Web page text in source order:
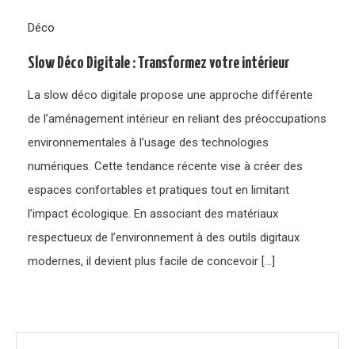
Déco
Slow Déco Digitale : Transformez votre intérieur
La slow déco digitale propose une approche différente
de l’aménagement intérieur en reliant des préoccupations
environnementales à l’usage des technologies
numériques. Cette tendance récente vise à créer des
espaces confortables et pratiques tout en limitant
l’impact écologique. En associant des matériaux
respectueux de l’environnement à des outils digitaux
modernes, il devient plus facile de concevoir […]